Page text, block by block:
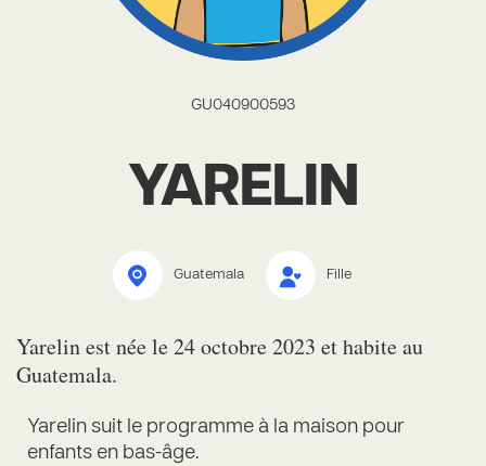
GU040900593
YARELIN
Guatemala Fille
Yarelin est née le 24 octobre 2023 et habite au
Guatemala.
Yarelin suit le programme à la maison pour
enfants en bas-âge.